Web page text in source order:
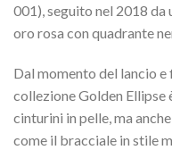
001), seguito nel 2018 da
oro rosa con quadrante
Dal momento del lancio
collezione Golden Ellipse
cinturini in pelle, ma
come il bracciale in stile